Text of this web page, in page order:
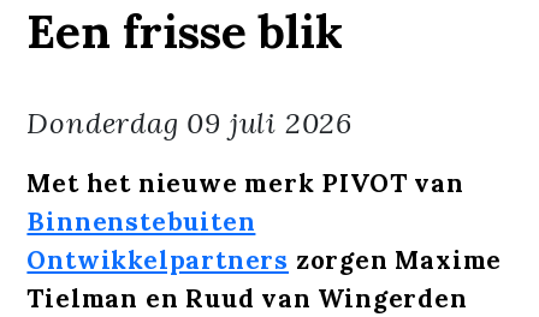
Een frisse blik
Donderdag 09 juli 2026
Met het nieuwe merk PIVOT van
Binnenstebuiten
Ontwikkelpartners zorgen Maxime
Tielman en Ruud van Wingerden